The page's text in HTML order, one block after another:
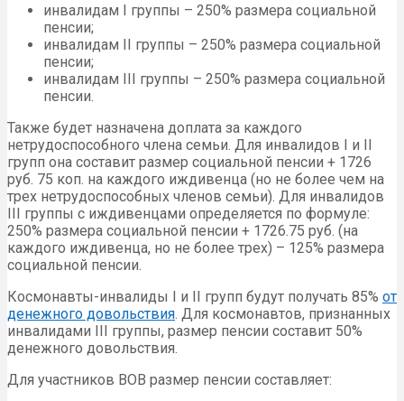
инвалидам I группы – 250% размера социальной
пенсии;
инвалидам II группы – 250% размера социальной
пенсии;
инвалидам III группы – 250% размера социальной
пенсии.
Также будет назначена доплата за каждого
нетрудоспособного члена семьи. Для инвалидов I и II
групп она составит размер социальной пенсии + 1726
руб. 75 коп. на каждого иждивенца (но не более чем на
трех нетрудоспособных членов семьи). Для инвалидов
III группы с иждивенцами определяется по формуле:
250% размера социальной пенсии + 1726.75 руб. (на
каждого иждивенца, но не более трех) – 125% размера
социальной пенсии.
Космонавты-инвалиды I и II групп будут получать 85% от
денежного довольствия . Для космонавтов, признанных
инвалидами III группы, размер пенсии составит 50%
денежного довольствия.
Для участников ВОВ размер пенсии составляет: